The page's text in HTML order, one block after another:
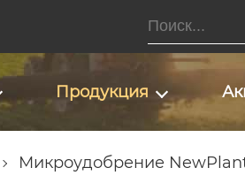
Продукция
Микроудобрение